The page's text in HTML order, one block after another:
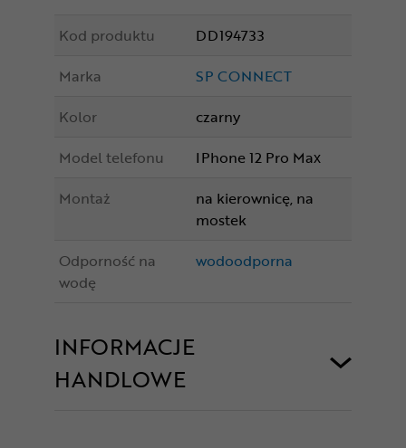
Kod produktu
DD194733
Marka
SP CONNECT
Kolor
czarny
Model telefonu
IPhone 12 Pro Max
Montaż
na kierownicę, na
mostek
Odporność na
wodę
wodoodporna
INFORMACJE
HANDLOWE